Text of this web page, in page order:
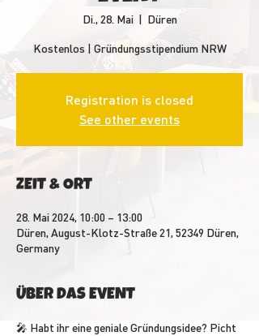
Di., 28. Mai
  |
Düren
Kostenlos | Gründungsstipendium NRW
Registration is closed
See other events
ZEIT & ORT
28. Mai 2024, 10:00 – 13:00
Düren, August-Klotz-Straße 21, 52349 Düren,
Germany
ÜBER DAS EVENT
🎤 Habt ihr eine geniale Gründungsidee? Picht